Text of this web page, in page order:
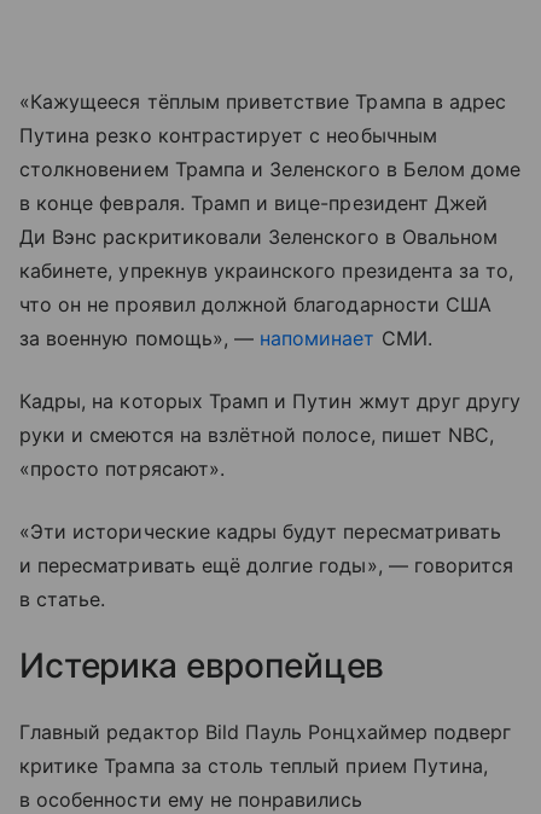
«Кажущееся тёплым приветствие Трампа в адрес
Путина резко контрастирует с необычным
столкновением Трампа и Зеленского в Белом доме
в конце февраля. Трамп и вице-президент Джей
Ди Вэнс раскритиковали Зеленского в Овальном
кабинете, упрекнув украинского президента за то,
что он не проявил должной благодарности США
за военную помощь», — напоминает СМИ.
Кадры, на которых Трамп и Путин жмут друг другу
руки и смеются на взлётной полосе, пишет NBC,
«просто потрясают».
«Эти исторические кадры будут пересматривать
и пересматривать ещё долгие годы», — говорится
в статье.
Истерика европейцев
Главный редактор Bild Пауль Ронцхаймер подверг
критике Трампа за столь теплый прием Путина,
в особенности ему не понравились